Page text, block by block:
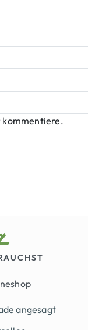
kommentiere.
angesagt